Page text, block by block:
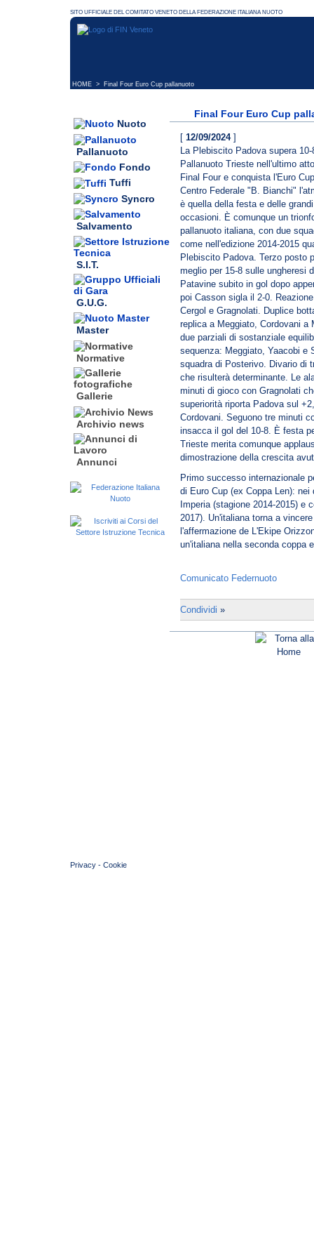
HOME > Final Four Euro Cup pallanuoto
Nuoto
Pallanuoto
Fondo
Tuffi
Syncro
Salvamento
S.I.T.
G.U.G.
Master
Normative
Gallerie
Archivio news
Annunci
Final Four Euro Cup
[ 12/09/2024]
La Plebiscito Padova supera 10-
Pallanuoto Trieste nell'ultimo
Final Four e conquista l'Euro
Centro Federale "B. Bianchi"
è quella della festa e delle grandi
occasioni. È comunque un
pallanuoto italiana, con due
come nell'edizione 2014-2015
Plebiscito Padova. Terzo posto
meglio per 15-8 sulle ungheresi
Patavine subito in gol dopo
poi Casson sigla il 2-0.
Cergol e Gragnolati. Duplice
replica a Meggiato, Cordovani a
due parziali di sostanziale
sequenza: Meggiato, Yaacobi e
squadra di Posterivo. Divario di
che risulterà determinante. Le
minuti di gioco con Gragnolati
superiorità riporta Padova sul
Cordovani. Seguono tre minuti
insacca il gol del 10-8. È festa
Trieste merita comunque
dimostrazione della crescita
Primo successo internazionale
di Euro Cup (ex Coppa Len):
Imperia (stagione 2014-2015) e
2017). Un'italiana torna a
l'affermazione de L'Ekipe
un'italiana nella seconda coppa
Comunicato Federnuoto
Condividi »
Privacy - Cookie